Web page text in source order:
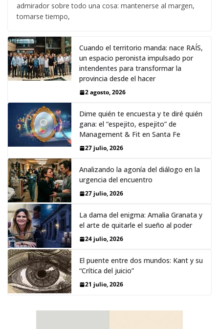
admirador sobre todo una cosa: mantenerse al margen,
tomarse tiempo,
Cuando el territorio manda: nace RAÍS,
un espacio peronista impulsado por
intendentes para transformar la
provincia desde el hacer
2 agosto, 2026
Dime quién te encuesta y te diré quién
gana: el “espejito, espejito” de
Management & Fit en Santa Fe
27 julio, 2026
Analizando la agonía del diálogo en la
urgencia del encuentro
27 julio, 2026
La dama del enigma: Amalia Granata y
el arte de quitarle el sueño al poder
24 julio, 2026
El puente entre dos mundos: Kant y su
“Crítica del juicio”
21 julio, 2026